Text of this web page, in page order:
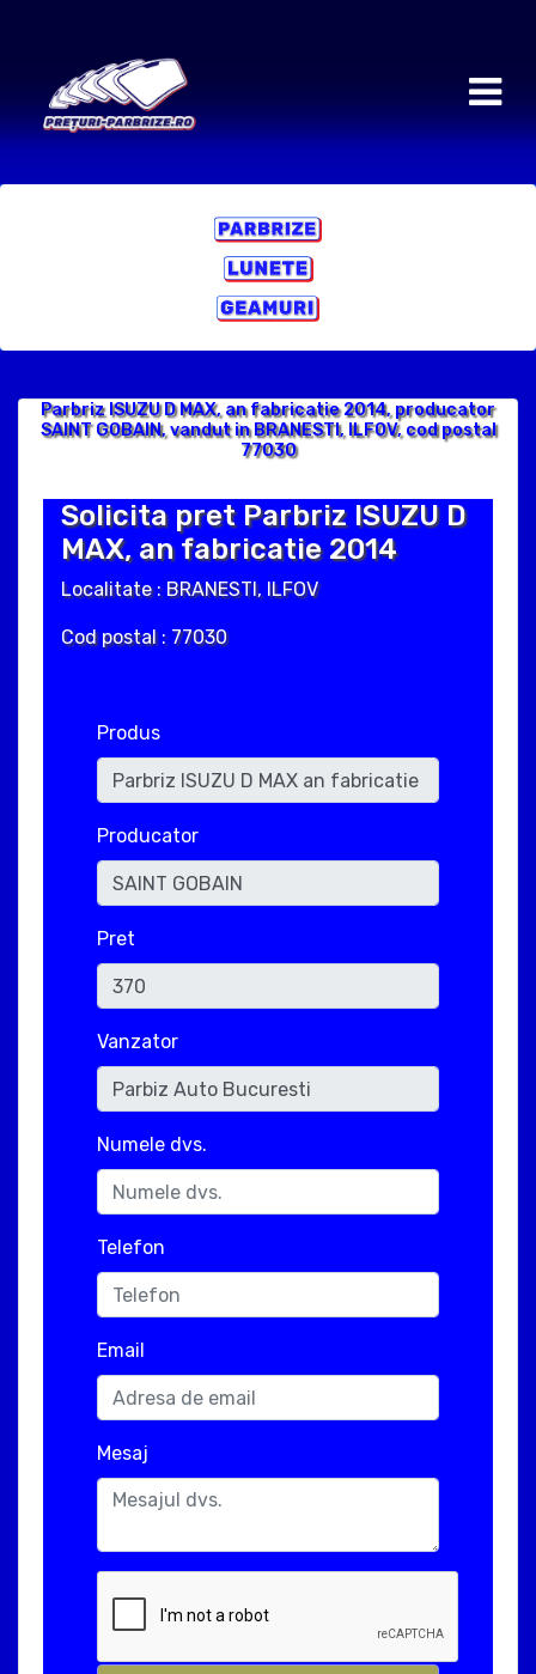
Parbriz ISUZU D MAX, an fabricatie 2014, producator
SAINT GOBAIN, vandut in BRANESTI, ILFOV, cod postal
77030
Solicita pret Parbriz ISUZU D
MAX, an fabricatie 2014
Localitate : BRANESTI, ILFOV
Cod postal : 77030
Produs
Producator
Pret
Vanzator
Numele dvs.
Telefon
Email
Mesaj